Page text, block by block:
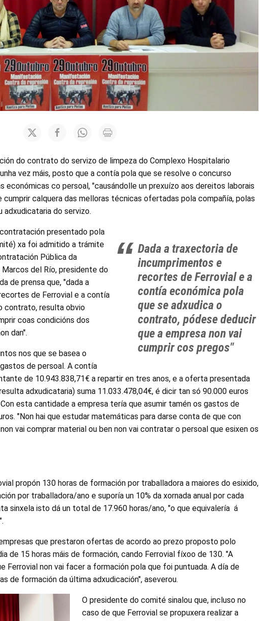
do contrato do servizo de limpeza do Complexo Hospitalario
vez máis, posto que a contía pola que se resolve o concurso
co persoal, "causándolle un prexuízo aos dereitos laborais
cumprir calquera das melloras técnicas ofertadas pola compañía, polas
adxudicataria do servizo.
Dada a traxectoria de
incumprimentos e
recortes de Ferrovial e a
contía económica pola
que se adxudica o
contrato, pódese deducir
que a empresa non vai
cumprir cos pregos"
presentado pola
xa foi admitido a trámite
Pública da
del Río, presidente do
de prensa que, "dada a
de Ferrovial e a contía
contrato, resulta obvio
coas condicións dos
dan".
nos que se basea o
de persoal. A contía
de 10.943.838,71€ a repartir en tres anos, e a oferta presentada
adxudicataria) suma 11.033.478,04€, é dicir tan só 90.000 euros
esta cantidade a empresa tería que asumir tamén os gastos de
"Non hai que estudar matemáticas para darse conta de que con
vai comprar material ou ben non vai contratar o persoal que esixen os
propón 130 horas de formación por traballadora a maiores do esixido,
por traballadora/ano e suporía un 10% da xornada anual por cada
sinxela isto dá un total de 17.960 horas/ano, "o que equivalería á
que prestaron ofertas de acordo ao prezo proposto polo
de 15 horas máis de formación, cando Ferrovial fíxoo de 130. "A
Ferrovial non vai facer a formación pola que foi puntuada. A día de
de formación da última adxudicación", aseverou.
O presidente do comité sinalou que, incluso no
caso de que Ferrovial se propuxera realizar a